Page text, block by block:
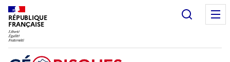
RÉPUBLIQUE
FRANÇAISE